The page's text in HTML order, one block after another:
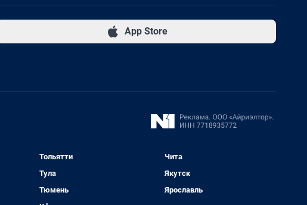
App Store
Тольятти
Тула
Тюмень
Чита
Якутск
Ярославль